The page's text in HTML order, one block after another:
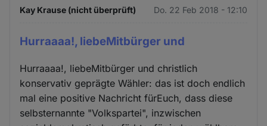
Kay Krause (nicht überprüft) Do. 22 Feb 2018 - 12:10
Hurraaaa!, liebeMitbürger und
Hurraaaa!, liebeMitbürger und christlich
konservativ geprägte Wähler: das ist doch endlich
mal eine positive Nachricht fürEuch, dass diese
selbsternannte "Volkspartei", inzwischen